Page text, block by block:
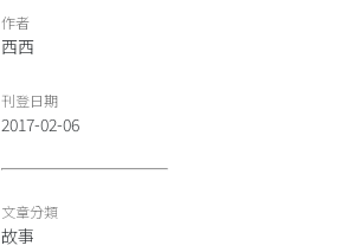
作者
西西
刊登日期
2017-02-06
文章分類
故事